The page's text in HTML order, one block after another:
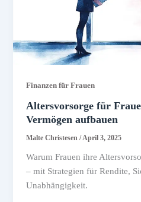
Finanzen für Frauen
Altersvorsorge für
Vermögen aufbauen
Malte Christesen/April 3, 2025
Warum Frauen ihre
– mit Strategien für Rendite,
Unabhängigkeit.